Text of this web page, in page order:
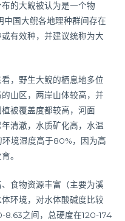
的大鲵被认为是一个物
国大鲵各地理种群间存在
有效种，并建议统称为大
，野生大鲵的栖息地多位
山区，两岸山体较高，并
被覆盖度都较高，河面
清澈，水质矿化高，水温
境湿度高于80%，因为高
。
食物资源丰富（主要为溪
环境，对水体酸碱度比较
8.63之间，总硬度在120-174